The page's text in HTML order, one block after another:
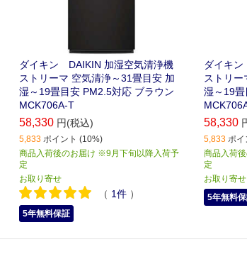
ダイキン DAIKIN 加湿空気清浄機
ストリーマ 空気清浄～31畳目安 加
湿～19畳目安 PM2.5対応 ブラウン
MCK706A-T
58,330 円(税込)
5,833 ポイント (10%)
商品入荷後のお届け ※9月下旬以降入荷予
定
お取り寄せ
（ 1件 ）
5年無料保証
ダイキ
ストリー
湿～19畳
58,330
5,833 ポイ
商品入荷
定
お取り寄せ
5年無料